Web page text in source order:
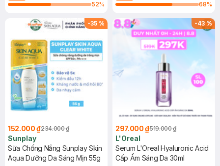
52%
68%
-35 %
152.000 ₫234.000 ₫
Sunplay
Sữa Chống Nắng Sunplay Skin
Aqua Dưỡng Da Sáng Mịn 55g
-43%
297.000 ₫519.000 ₫
L'Oreal
Serum L'Oreal Hyaluronic Acid
Cấp Ẩm Sáng Da 30ml